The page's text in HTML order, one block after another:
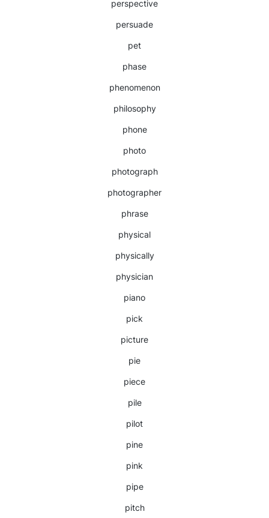
perspective
persuade
pet
phase
phenomenon
philosophy
phone
photo
photograph
photographer
phrase
physical
physically
physician
piano
pick
picture
pie
piece
pile
pilot
pine
pink
pipe
pitch